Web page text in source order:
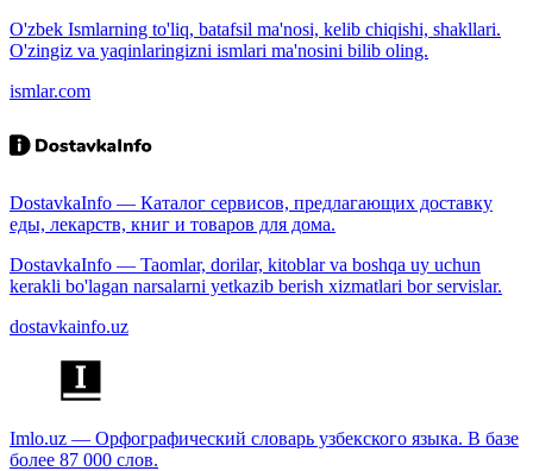
O'zbek Ismlarning to'liq, batafsil ma'nosi, kelib chiqishi, shakllari.
O'zingiz va yaqinlaringizni ismlari ma'nosini bilib oling.
ismlar.com
DostavkaInfo — Каталог сервисов, предлагающих доставку
еды, лекарств, книг и товаров для дома.
DostavkaInfo — Taomlar, dorilar, kitoblar va boshqa uy uchun
kerakli bo'lagan narsalarni yetkazib berish xizmatlari bor servislar.
dostavkainfo.uz
Imlo.uz — Орфографический словарь узбекского языка. В базе
более 87 000 слов.